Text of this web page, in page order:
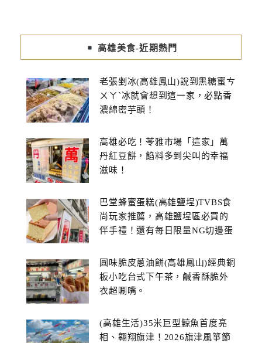
高雄美食-近期熱門
老張剉冰(高雄鳳山)說到黑糖蜜ㄘ
ㄨㄚˋ冰就會想到這一家，必點香
濃綿密芋頭！
高雄必吃！苓雅市場「這家」萬
丹紅豆餅，餡料多到尖叫的幸福
滋味！
巴堂蜂蜜蛋糕(高雄鹽埕)TVBS食
尚玩家推薦，高雄鹽埕區必買的
伴手禮！還有每日限量NG切邊蛋
圓味脆皮蔥油餅(高雄鳳山)經典銅
板小吃台式下午茶，鹹香酥脆外
衣超唰嘴。
(高雄生活)35米巨型鯨魚首度亮
相、翱翔旗津！2026旗津風箏節